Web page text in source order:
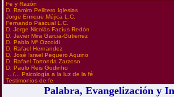
·Fe y Razón
·D. Ramiro Pellitero Iglesias
·Jorge Enrique Mújica L.C.
·Fernando Pascual L.C.
·D. Jorge Nicolás Facíus Redón
·D. Javier Mira Garcia-Gutierrez
·D. Pablo Mª Ozcoidi
·D. Rafael Hernandez
·D. José Israel Pequero Aquino
·D. Rafael Tortonda Zarzoso
·D. Paulo Reis Godinho
· .../... Psicología a la luz de la fé
·Testimonios de fe
Palabra, Evangelización y